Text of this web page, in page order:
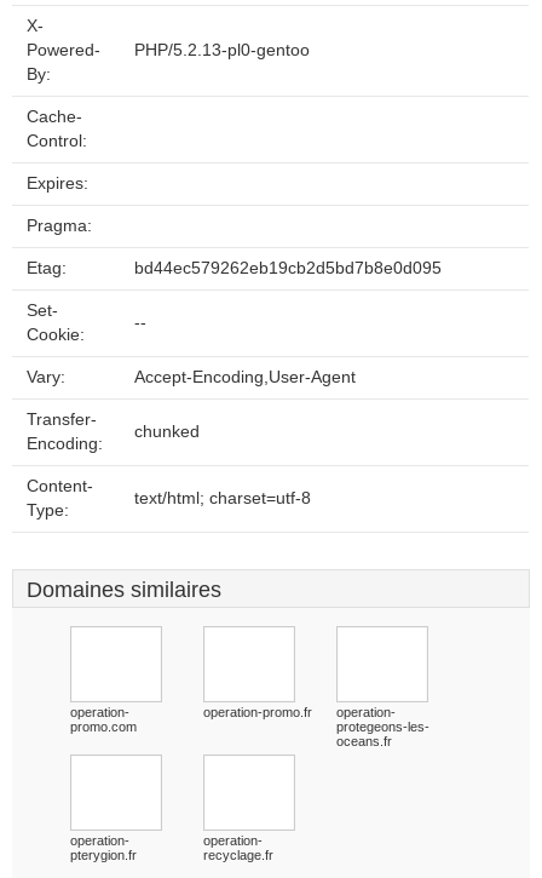
X-
Powered-
By:
PHP/5.2.13-pl0-gentoo
Cache-
Control:
Expires:
Pragma:
Etag: bd44ec579262eb19cb2d5bd7b8e0d095
Set-
Cookie:
--
Vary: Accept-Encoding,User-Agent
Transfer-
Encoding:
chunked
Content-
Type:
text/html; charset=utf-8
Domaines similaires
operation-
promo.com
operation-promo.fr
operation-
protegeons-les-
oceans.fr
operation-
pterygion.fr
operation-
recyclage.fr